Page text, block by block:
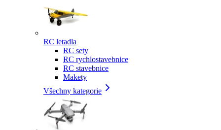
RC letadla
RC sety
RC rychlostavebnice
RC stavebnice
Makety
Všechny kategorie